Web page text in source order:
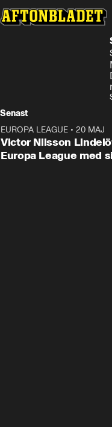
Senast
EUROPA LEAGUE • 20 MAJ
Victor Nilsson
Europa League med